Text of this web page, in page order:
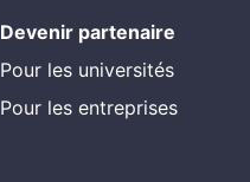
Devenir partenaire
Pour les universités
Pour les entreprises